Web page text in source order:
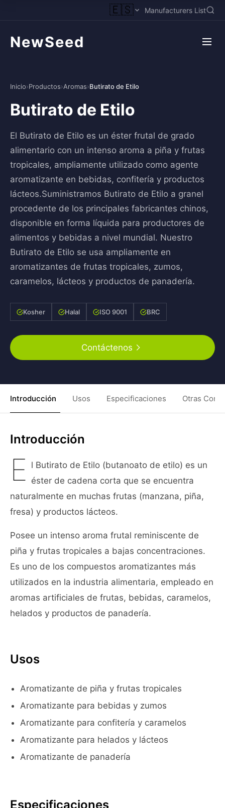
🇪🇸 Manufacturers List
NewSeed
Inicio›Productos›Aromas›Butirato de Etilo
Butirato de Etilo
El Butirato de Etilo es un éster frutal de grado
alimentario con un intenso aroma a piña y frutas
tropicales, ampliamente utilizado como agente
aromatizante en bebidas, confitería y productos
lácteos.Suministramos Butirato de Etilo a granel
procedente de los principales fabricantes chinos,
disponible en forma líquida para productores de
alimentos y bebidas a nivel mundial. Nuestro
Butirato de Etilo se usa ampliamente en
aromatizantes de frutas tropicales, zumos,
caramelos, lácteos y productos de panadería.
Kosher Halal ISO 9001 BRC
Contáctenos
Introducción Usos Especificaciones Otras
Introducción
E l Butirato de Etilo (butanoato de etilo) es un
éster de cadena corta que se encuentra
naturalmente en muchas frutas (manzana, piña,
fresa) y productos lácteos.
Posee un intenso aroma frutal reminiscente de
piña y frutas tropicales a bajas concentraciones.
Es uno de los compuestos aromatizantes más
utilizados en la industria alimentaria, empleado en
aromas artificiales de frutas, bebidas, caramelos,
helados y productos de panadería.
Usos
Aromatizante de piña y frutas tropicales
Aromatizante para bebidas y zumos
Aromatizante para confitería y caramelos
Aromatizante para helados y lácteos
Aromatizante de panadería
Especificaciones